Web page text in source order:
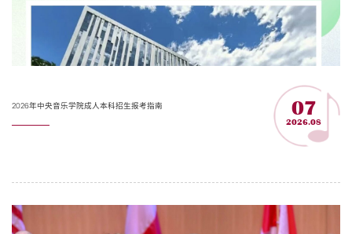
2026年中央音乐学院成人本科招生报考指南 07
2026.08